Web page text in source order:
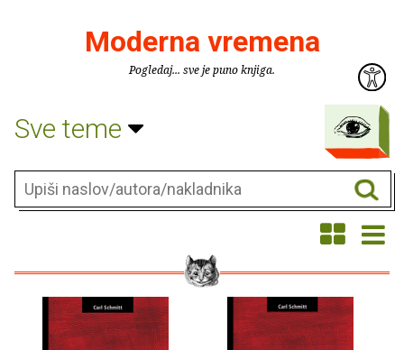
Moderna vremena
Pogledaj... sve je puno knjiga.
Sve teme